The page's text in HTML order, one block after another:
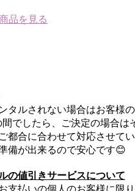
品を見る
タルされない場合はお客様
でしたら、ご決定の場合
都合に合わせて対応させて
備が出来るので安心です😊
の値引きサービスについて